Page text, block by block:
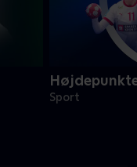
Sport